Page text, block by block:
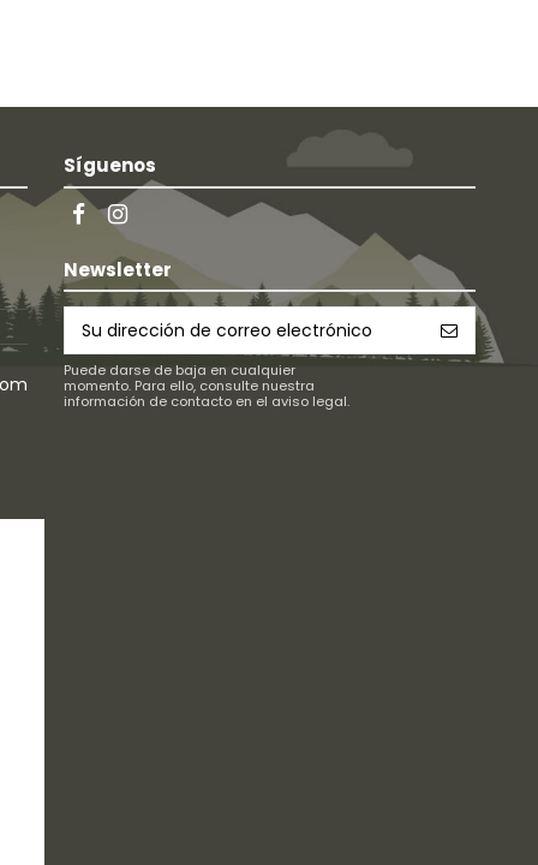
Síguenos
Newsletter
Puede darse de baja en cualquier
momento. Para ello, consulte nuestra
información de contacto en el aviso legal.